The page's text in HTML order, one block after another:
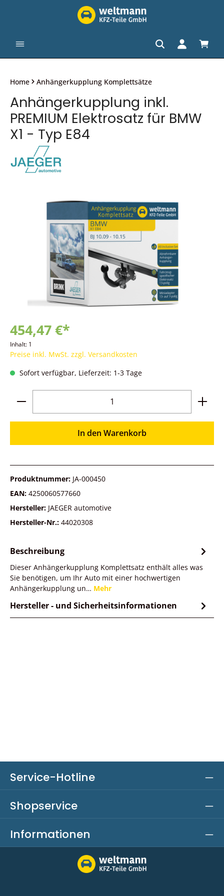
Home Anhängerkupplung Komplettsätze
Anhängerkupplung inkl.
PREMIUM Elektrosatz für BMW
X1 - Typ E84
Bildergalerie überspringen
454,47 €*
Inhalt: 1
Preise inkl. MwSt. zzgl. Versandkosten
Sofort verfügbar, Lieferzeit: 1-3 Tage
Produkt Anzahl: Gib den gewünschten
In den Warenkorb
Produktnummer: JA-000450
EAN: 4250060577660
Hersteller: JAEGER automotive
Hersteller-Nr.: 44020308
Beschreibung
Dieser Anhängerkupplung Komplettsatz enthält alles was
Sie benötigen, um Ihr Auto mit einer hochwertigen
Anhängerkupplung un… Mehr
Hersteller - und Sicherheitsinformationen
Service-Hotline
Shopservice
Informationen